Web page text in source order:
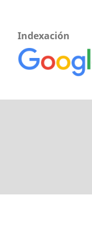
Indexación